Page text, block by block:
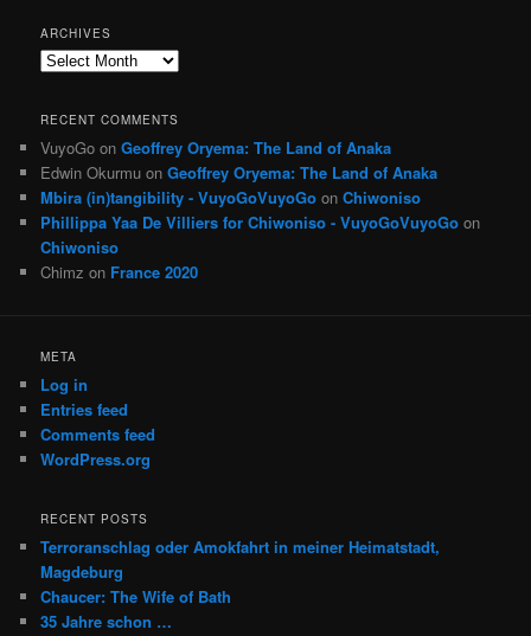
ARCHIVES
Archives
RECENT COMMENTS
VuyoGo onGeoffrey Oryema: The Land of Anaka
Edwin Okurmu onGeoffrey Oryema: The Land of Anaka
Mbira (in)tangibility - VuyoGoVuyoGo onChiwoniso
Phillippa Yaa De Villiers for Chiwoniso - VuyoGoVuyoGo on
Chiwoniso
Chimz on France 2020
META
Log in
Entries feed
Comments feed
WordPress.org
RECENT POSTS
Terroranschlag oder Amokfahrt in meiner Heimatstadt,
Magdeburg
Chaucer: The Wife of Bath
35 Jahre schon …